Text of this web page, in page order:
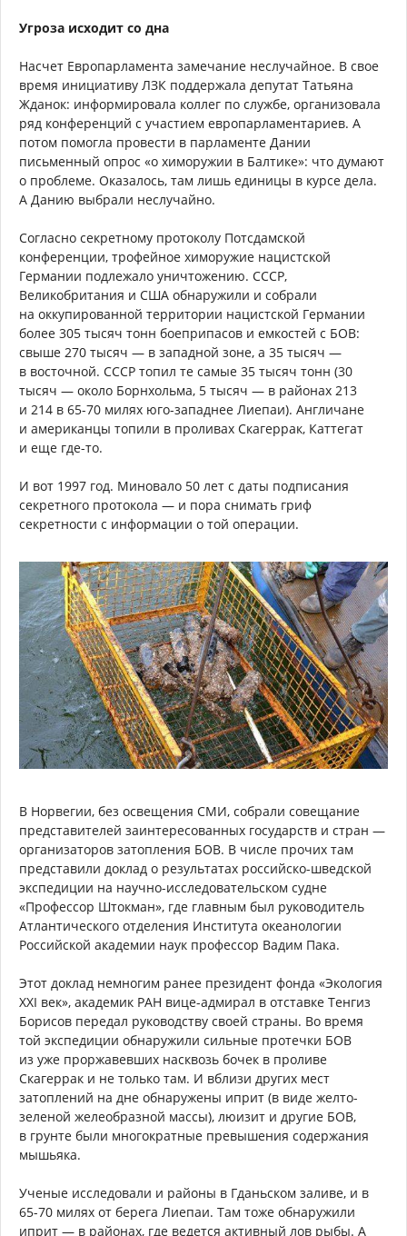
Угроза исходит со дна
Насчет Европарламента замечание неслучайное. В свое
время инициативу ЛЗК поддержала депутат Татьяна
Жданок: информировала коллег по службе, организовала
ряд конференций с участием европарламентариев. А
потом помогла провести в парламенте Дании
письменный опрос «о химоружии в Балтике»: что думают
о проблеме. Оказалось, там лишь единицы в курсе дела.
А Данию выбрали неслучайно.
Согласно секретному протоколу Потсдамской
конференции, трофейное химоружие нацистской
Германии подлежало уничтожению. СССР,
Великобритания и США обнаружили и собрали
на оккупированной территории нацистской Германии
более 305 тысяч тонн боеприпасов и емкостей с БОВ:
свыше 270 тысяч — в западной зоне, а 35 тысяч —
в восточной. СССР топил те самые 35 тысяч тонн (30
тысяч — около Борнхольма, 5 тысяч — в районах 213
и 214 в 65-70 милях юго-западнее Лиепаи). Англичане
и американцы топили в проливах Скагеррак, Каттегат
и еще где-то.
И вот 1997 год. Миновало 50 лет с даты подписания
секретного протокола — и пора снимать гриф
секретности с информации о той операции.
В Норвегии, без освещения СМИ, собрали совещание
представителей заинтересованных государств и стран —
организаторов затопления БОВ. В числе прочих там
представили доклад о результатах российско-шведской
экспедиции на научно-исследовательском судне
«Профессор Штокман», где главным был руководитель
Атлантического отделения Института океанологии
Российской академии наук профессор Вадим Пака.
Этот доклад немногим ранее президент фонда «Экология
ХХI век», академик РАН вице-адмирал в отставке Тенгиз
Борисов передал руководству своей страны. Во время
той экспедиции обнаружили сильные протечки БОВ
из уже проржавевших насквозь бочек в проливе
Скагеррак и не только там. И вблизи других мест
затоплений на дне обнаружены иприт (в виде желто-
зеленой желеобразной массы), люизит и другие БОВ,
в грунте были многократные превышения содержания
мышьяка.
Ученые исследовали и районы в Гданьском заливе, и в
65-70 милях от берега Лиепаи. Там тоже обнаружили
иприт — в районах, где ведется активный лов рыбы. А